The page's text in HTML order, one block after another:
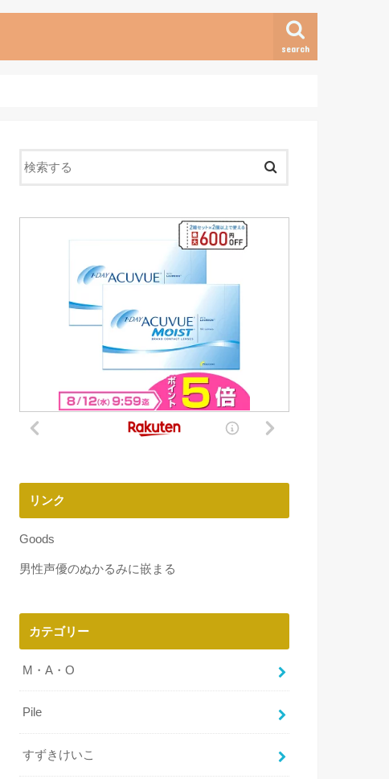
search
リンク
Goods
男性声優のぬかるみに嵌まる
カテゴリー
M・A・O
Pile
すずきけいこ